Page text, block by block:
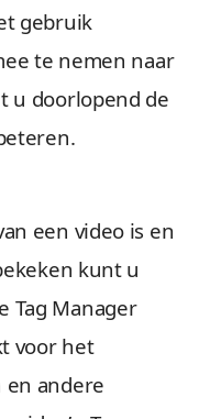
gebruik
te nemen naar
u doorlopend de
een video is en
kunt u
Tag Manager
voor het
en andere